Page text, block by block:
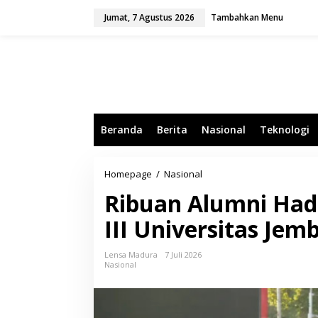
Jumat, 7 Agustus 2026 Tambahkan Menu
Beranda Berita Nasional Teknologi
Homepage / Nasional
u
a
m
Ribuan Alumni
III Universitas
Lensa Madura
7 Juli 2026
Nasional